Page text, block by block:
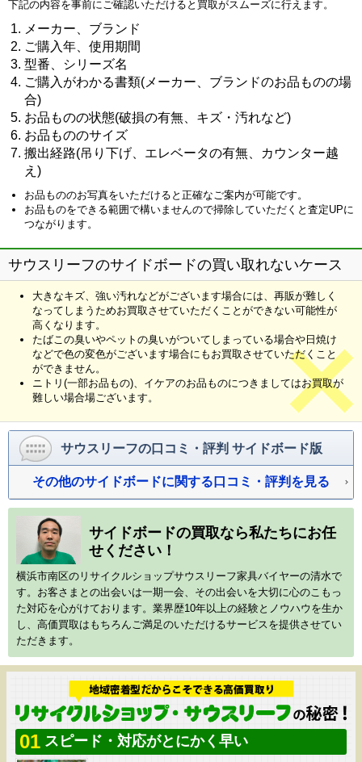
下記の内容を事前にご確認いただけると買取がスムーズに行えます。
メーカー、ブランド
ご購入年、使用期間
型番、シリーズ名
ご購入がわかる書類(メーカー、ブランドのお品ものの場
合)
お品ものの状態(破損の有無、キズ・汚れなど)
お品もののサイズ
搬出経路(吊り下げ、エレベータの有無、カウンター越
え)
お品もののお写真をいただけると正確なご案内が可能です。
お品ものをできる範囲で構いませんので掃除していただくと査定UPに
つながります。
サウスリーフのサイドボードの買い取れないケース
大きなキズ、強い汚れなどがございます場合には、再販が難しく
なってしまうためお買取させていただくことができない可能性が
高くなります。
たばこの臭いやペットの臭いがついてしまっている場合や日焼け
などで色の変色がございます場合にもお買取させていただくこと
ができません。
ニトリ(一部お品もの)、イケアのお品ものにつきましてはお買取が
難しい場合場ございます。
サウスリーフの口コミ・評判 サイドボード版
その他のサイドボードに関する口コミ・評判を見る
サイドボードの買取なら私たちにお任
せください！
横浜市南区のリサイクルショップサウスリーフ家具バイヤーの清水で
す。お客さまとの出会いは一期一会、その出会いを大切に心のこもっ
た対応を心がけております。業界歴10年以上の経験とノウハウを生か
し、高価買取はもちろんご満足のいただけるサービスを提供させてい
ただきます。
01 スピード・対応がとにかく早い